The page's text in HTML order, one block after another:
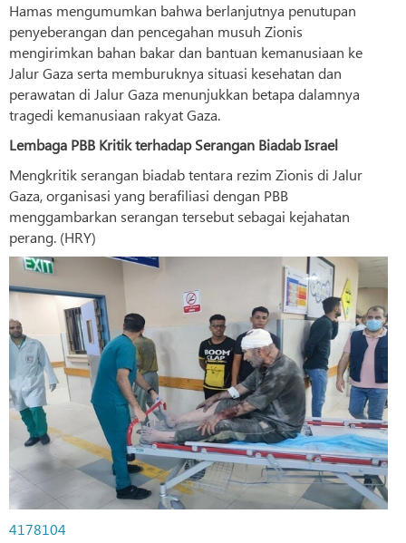
Hamas mengumumkan bahwa berlanjutnya penutupan
penyeberangan dan pencegahan musuh Zionis
mengirimkan bahan bakar dan bantuan kemanusiaan ke
Jalur Gaza serta memburuknya situasi kesehatan dan
perawatan di Jalur Gaza menunjukkan betapa dalamnya
tragedi kemanusiaan rakyat Gaza.
Lembaga PBB Kritik terhadap Serangan Biadab Israel
Mengkritik serangan biadab tentara rezim Zionis di Jalur
Gaza, organisasi yang berafiliasi dengan PBB
menggambarkan serangan tersebut sebagai kejahatan
perang. (HRY)
4178104